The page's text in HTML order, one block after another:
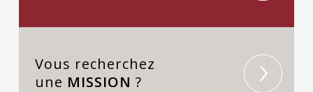
Vous recherchez
une MISSION ?